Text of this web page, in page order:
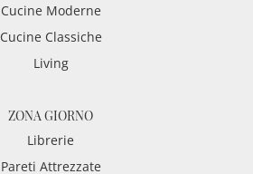
Cucine Moderne
Cucine Classiche
Living
ZONA GIORNO
Librerie
Pareti Attrezzate